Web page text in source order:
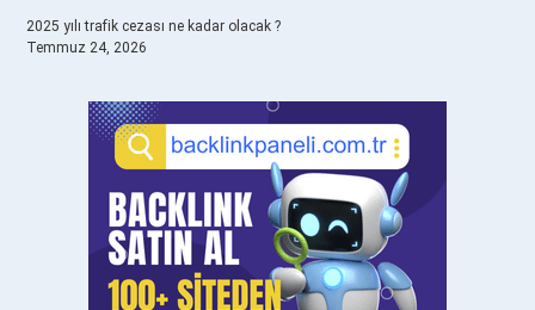
2025 yılı trafik cezası ne kadar olacak ?
Temmuz 24, 2026